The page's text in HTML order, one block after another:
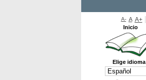
A- A A+
Inicio
Elige idioma